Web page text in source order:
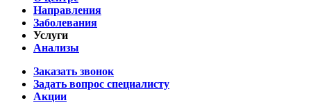
Направления
Заболевания
Услуги
Анализы
Заказать звонок
Задать вопрос специалисту
Акции